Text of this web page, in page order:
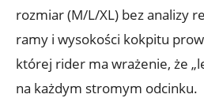
rozmiar (M/L/XL) bez analizy
ramy i wysokości kokpitu
której rider ma wrażenie, że
na każdym stromym odcinku.